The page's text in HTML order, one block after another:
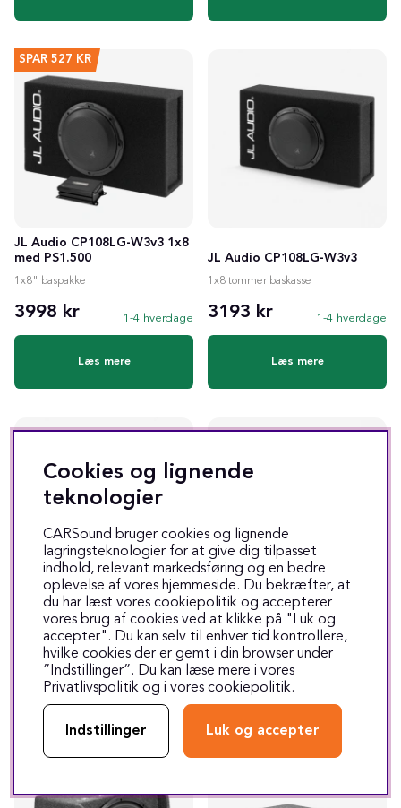
SPAR 527 KR
JL Audio CP108LG-W3v3 1x8
med PS1.500
1x8" baspakke
3998 kr 1-4 hverdage
Læs mere
JL Audio CP108LG-W3v3
1x8 tommer baskasse
3193 kr 1-4 hverdage
Læs mere
JL Audio CP110-W0v3
1x10 tommer baskasse
1993 kr 1-4 hverdage
JL Audio CP110LG-TW1-2
1x10 tommer baskasse
3593 kr
Cookies og lignende
teknologier
CARSound bruger cookies og lignende
lagringsteknologier for at give dig tilpasset
indhold, relevant markedsføring og en bedre
oplevelse af vores hjemmeside. Du bekræfter, at
du har læst vores cookiepolitik og accepterer
vores brug af cookies ved at klikke på "Luk og
accepter". Du kan selv til enhver tid kontrollere,
hvilke cookies der er gemt i din browser under
”Indstillinger”. Du kan læse mere i vores
Privatlivspolitik og i vores cookiepolitik.
Indstillinger Luk og accepter